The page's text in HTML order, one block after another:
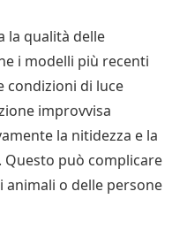
la qualità delle
i modelli più recenti
condizioni di luce
improvvisa
la nitidezza e la
Questo può complicare
animali o delle persone